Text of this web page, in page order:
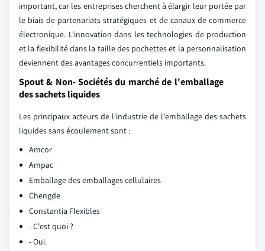
important, car les entreprises cherchent à élargir leur portée par
le biais de partenariats stratégiques et de canaux de commerce
électronique. L'innovation dans les technologies de production
et la flexibilité dans la taille des pochettes et la personnalisation
deviennent des avantages concurrentiels importants.
Spout & Non- Sociétés du marché de l'emballage
des sachets liquides
Les principaux acteurs de l'industrie de l'emballage des sachets
liquides sans écoulement sont :
Amcor
Ampac
Emballage des emballages cellulaires
Chengde
Constantia Flexibles
- C'est quoi ?
- Oui.